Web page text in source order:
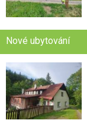
Nové ubytování